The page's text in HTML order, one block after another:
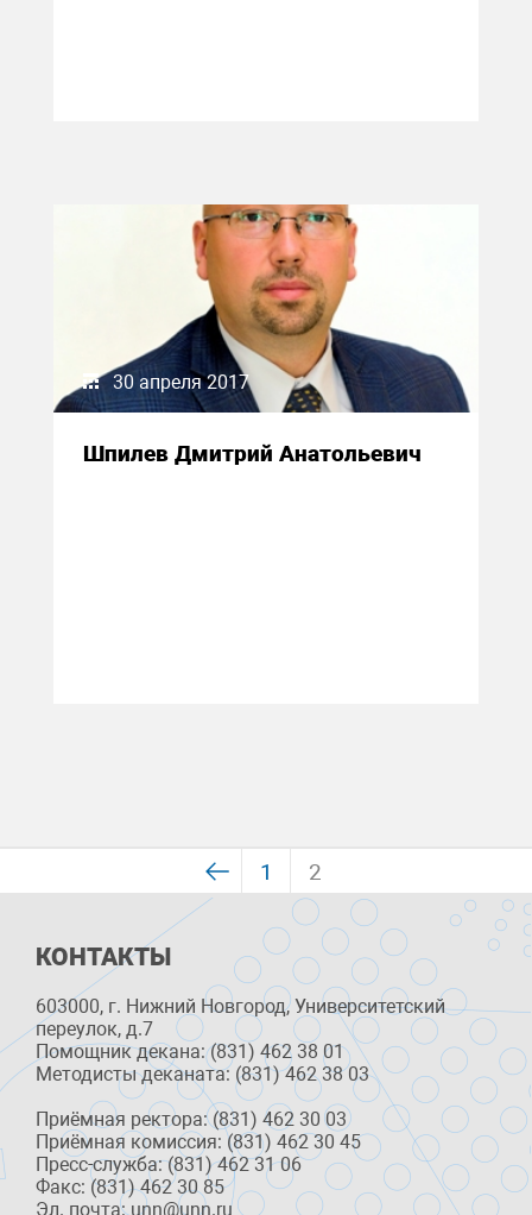
30 апреля 2017
Шпилев Дмитрий Анатольевич
1 2
КОНТАКТЫ
603000, г. Нижний Новгород, Университетский
переулок, д.7
Помощник декана: (831) 462 38 01
Методисты деканата: (831) 462 38 03
Приёмная ректора: (831) 462 30 03
Приёмная комиссия: (831) 462 30 45
Пресс-служба: (831) 462 31 06
Факс: (831) 462 30 85
Эл. почта: unn@unn.ru